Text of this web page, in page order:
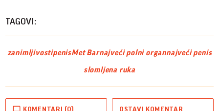
TAGOVI:
zanimljivostipenisMet Barnajveći polni organnajveći penis
slomljena ruka
KOMENTARI (0) OSTAVI KOMENTAR